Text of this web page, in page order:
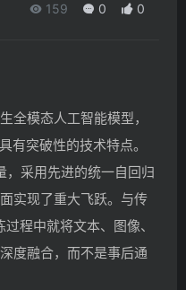
159 0 0
全模态人工智能模型，
有突破性的技术特点。
采用先进的统一自回归
实现了重大飞跃。与传
程中就将文本、图像、
度融合，而不是事后通